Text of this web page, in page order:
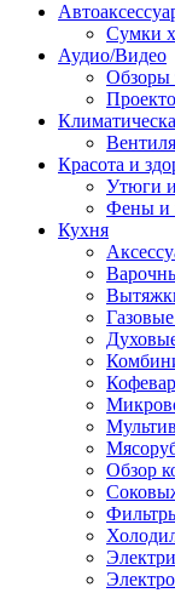
Сумки
Аудио/Видео
Обзоры
Красота и
Утюги
Фены и
Кухня
Обзор